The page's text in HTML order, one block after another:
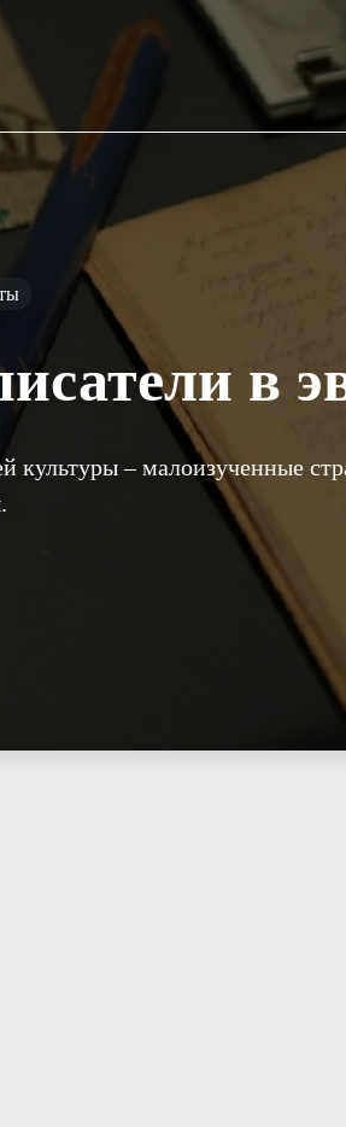
в
культуры – малоизученные